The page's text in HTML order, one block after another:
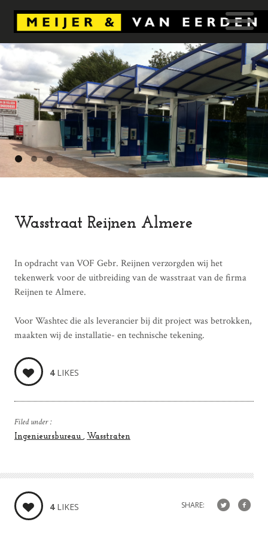
Wasstraat Reijnen Almere
In opdracht van VOF Gebr. Reijnen verzorgden wij het
tekenwerk voor de uitbreiding van de wasstraat van de firma
Reijnen te Almere.
Voor Washtec die als leverancier bij dit project was betrokken,
maakten wij de installatie- en technische tekening.
4LIKES
Filed under :
Ingenieursbureau Wasstraten
4LIKES SHARE: